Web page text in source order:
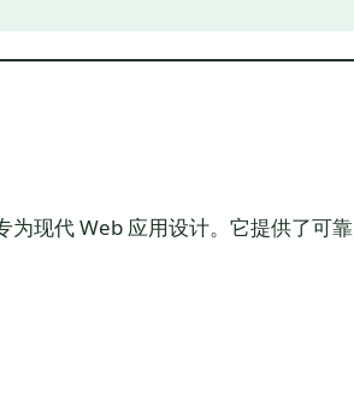
现代 Web 应用设计。它提供了可靠